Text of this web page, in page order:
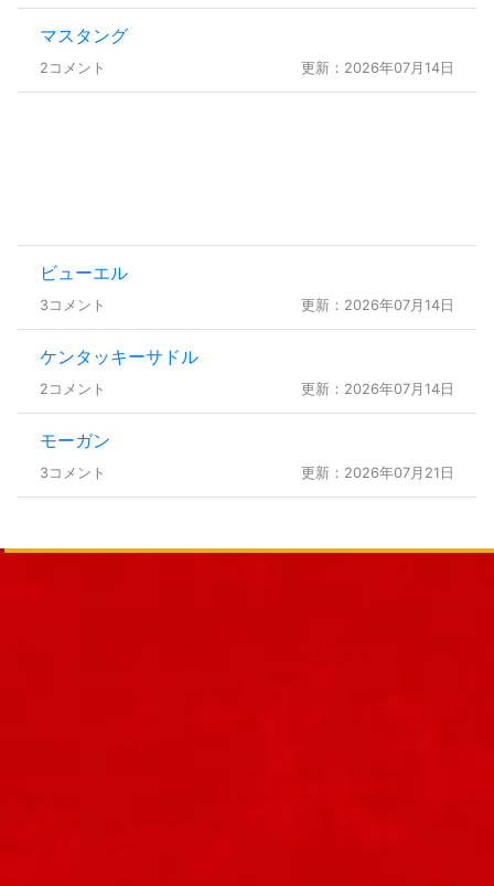
マスタング
2コメント 更新：2026年07月14日
ビューエル
3コメント 更新：2026年07月14日
ケンタッキーサドル
2コメント 更新：2026年07月14日
モーガン
3コメント 更新：2026年07月21日